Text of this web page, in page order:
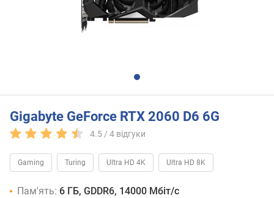
Gigabyte GeForce RTX 2060 D6 6G
4.5 /4 відгуки
Gaming Turing Ultra HD 4K Ultra HD 8K
Пам'ять: 6 ГБ, GDDR6, 14000 Мбіт/с